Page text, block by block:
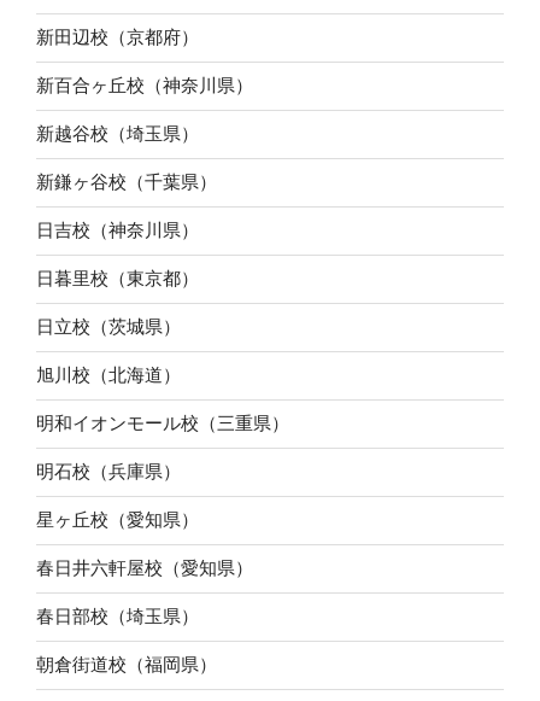
新田辺校（京都府）
新百合ヶ丘校（神奈川県）
新越谷校（埼玉県）
新鎌ヶ谷校（千葉県）
日吉校（神奈川県）
日暮里校（東京都）
日立校（茨城県）
旭川校（北海道）
明和イオンモール校（三重県）
明石校（兵庫県）
星ヶ丘校（愛知県）
春日井六軒屋校（愛知県）
春日部校（埼玉県）
朝倉街道校（福岡県）